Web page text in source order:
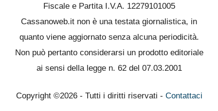
Fiscale e Partita I.V.A. 12279101005
Cassanoweb.it non è una testata giornalistica, in
quanto viene aggiornato senza alcuna periodicità.
Non può pertanto considerarsi un prodotto editoriale
ai sensi della legge n. 62 del 07.03.2001
Copyright ©2026 - Tutti i diritti riservati - Contattaci